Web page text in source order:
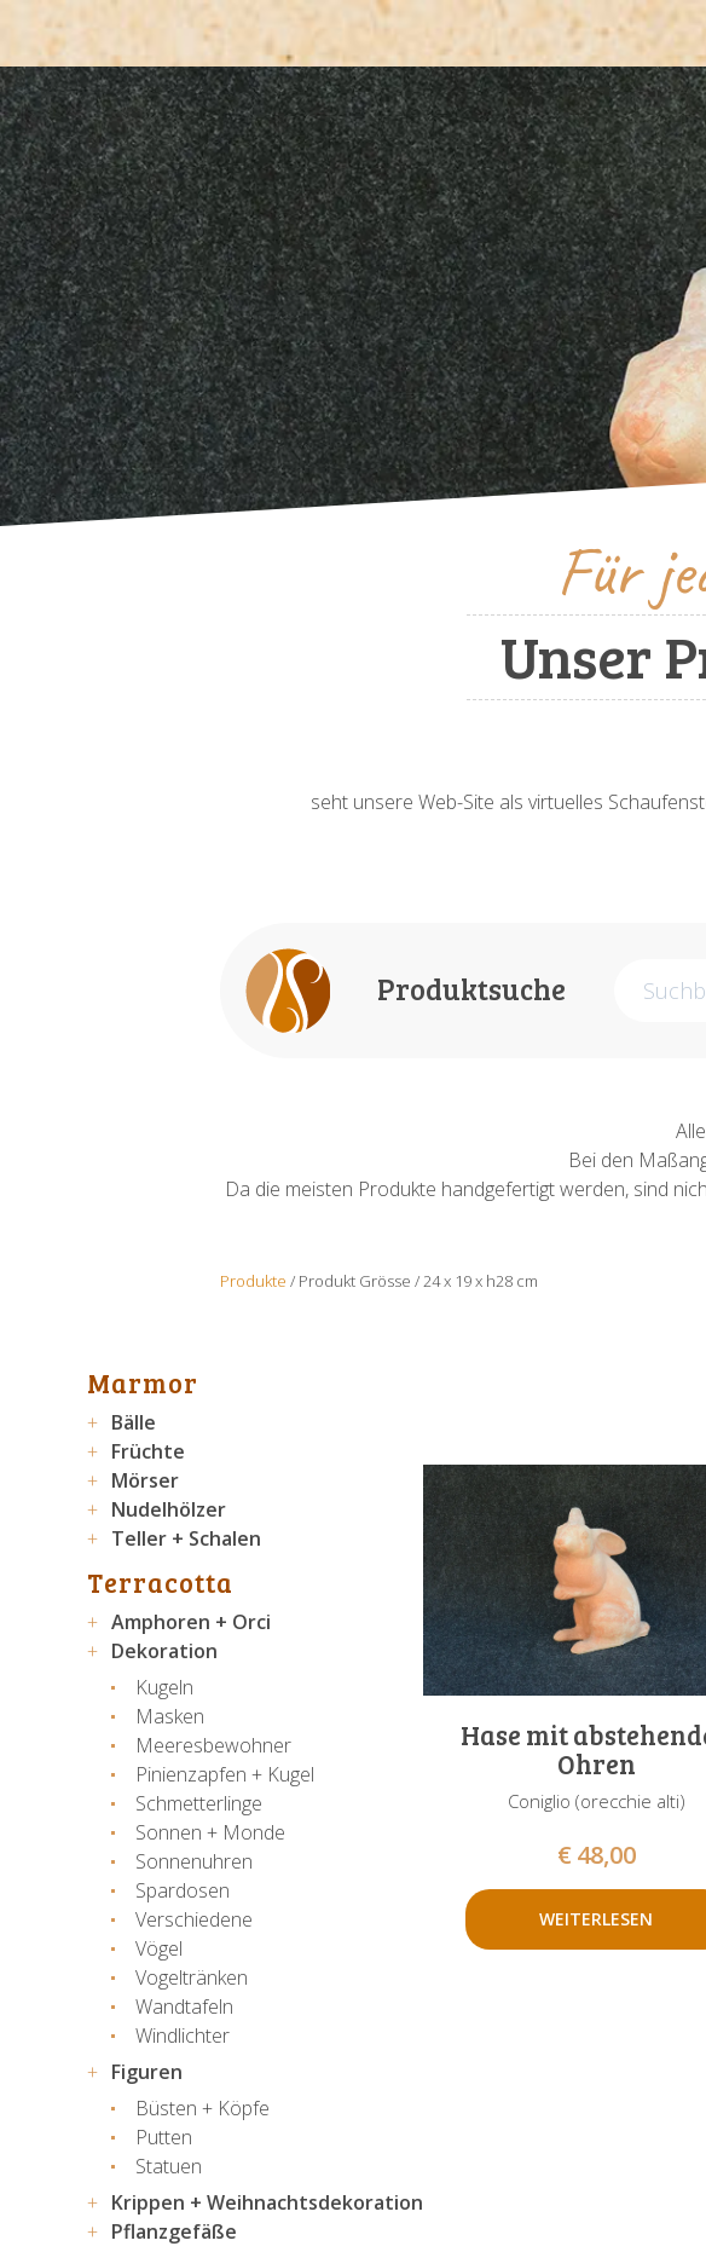
Für
Unser
seht unsere Web-Site als virtuelles
Produktsuche
Bei den
Da die meisten Produkte handgefertigt werden, sind
Produkte / Produkt Grösse / 24 x 19 x h28 cm
Marmor
Bälle
Früchte
Mörser
Nudelhölzer
Teller + Schalen
Terracotta
Amphoren + Orci
Dekoration
Kugeln
Masken
Meeresbewohner
Pinienzapfen + Kugel
Schmetterlinge
Sonnen + Monde
Sonnenuhren
Spardosen
Verschiedene
Vögel
Vogeltränken
Wandtafeln
Windlichter
Figuren
Büsten + Köpfe
Putten
Statuen
Krippen + Weihnachtsdekoration
Pflanzgefäße
Hase mit
Ohren
Coniglio (orecchie alti)
€ 48,00
WEITERLESEN